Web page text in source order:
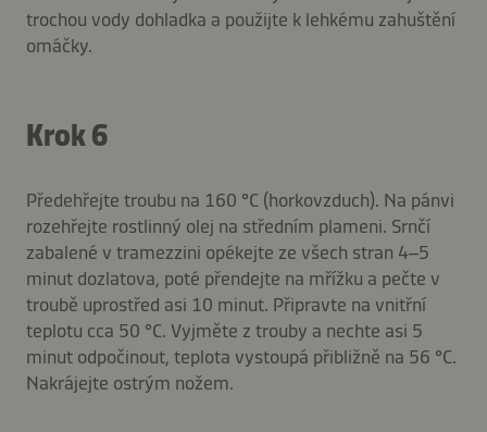
trochou vody dohladka a použijte k lehkému zahuštění
omáčky.
Krok 6
Předehřejte troubu na 160 °C (horkovzduch). Na pánvi
rozehřejte rostlinný olej na středním plameni. Srnčí
zabalené v tramezzini opékejte ze všech stran 4–5
minut dozlatova, poté přendejte na mřížku a pečte v
troubě uprostřed asi 10 minut. Připravte na vnitřní
teplotu cca 50 °C. Vyjměte z trouby a nechte asi 5
minut odpočinout, teplota vystoupá přibližně na 56 °C.
Nakrájejte ostrým nožem.